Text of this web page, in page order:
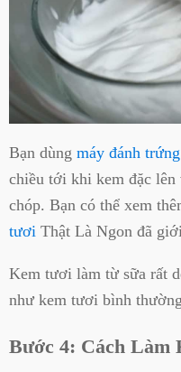
Bạn dùng máy đánh trứng
chiều tới khi kem đặc lên
chóp. Bạn có thể xem
tươi Thật Là Ngon đã
Kem tươi làm từ sữa rất
như kem tươi bình
Bước 4: Cách Làm